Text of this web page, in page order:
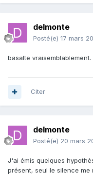
delmonte
Posté(e) 17 mars
basalte vraisemblablement.
Citer
delmonte
Posté(e) 20 mars
J'ai émis quelques
présent, seul le silence